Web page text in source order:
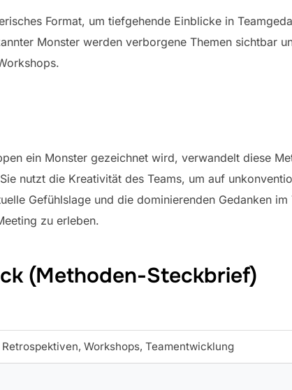
Format, um tiefgehende Einblicke in
Monster werden verborgene Themen sichtbar
ein Monster gezeichnet wird, verwandelt diese
nutzt die Kreativität des Teams, um auf
Gefühlslage und die dominierenden Gedanken
zu erleben.
(Methoden-Steckbrief)
Retrospektiven, Workshops, Teamentwicklung